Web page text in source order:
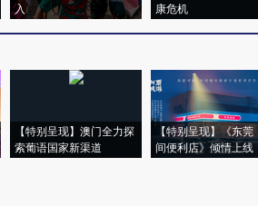
入
康危机
【特别呈现】澳门全力探
索葡语国家新渠道
【特别呈现】《东莞
间便利店》倾情上线